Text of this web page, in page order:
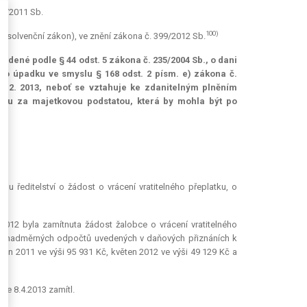
2011 Sb.
zákon), ve znění zákona č. 399/2012 Sb.100)
podle § 44 odst. 5 zákona č. 235/2004 Sb., o dani
úpadku ve smyslu § 168 odst. 2 písm. e) zákona č.
2013, neboť se vztahuje ke zdanitelným plněním
za majetkovou podstatou, která by mohla být po
ředitelství o žádost o vrácení vratitelného přeplatku, o
byla zamítnuta žádost žalobce o vrácení vratitelného
odpočtů uvedených v daňových přiznáních k
2011 ve výši 95 931 Kč, květen 2012 ve výši 49 129 Kč a
8.4.2013 zamítl.